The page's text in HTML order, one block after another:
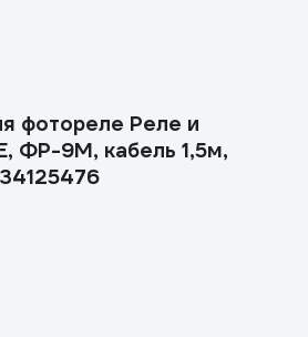
фотореле Реле и
ФР-9М, кабель 1,5м,